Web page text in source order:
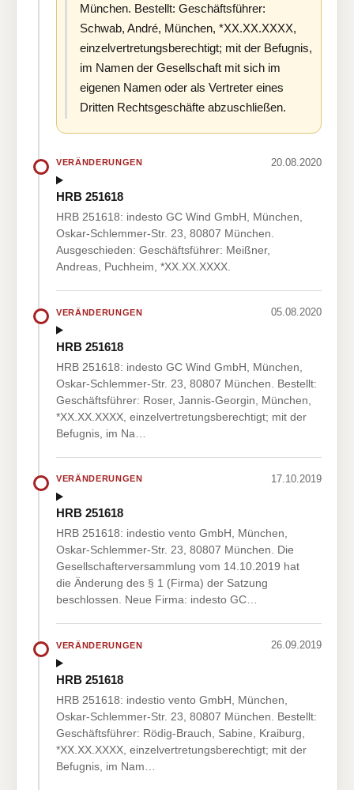
München. Bestellt: Geschäftsführer:
Schwab, André, München, *XX.XX.XXXX,
einzelvertretungsberechtigt; mit der Befugnis,
im Namen der Gesellschaft mit sich im
eigenen Namen oder als Vertreter eines
Dritten Rechtsgeschäfte abzuschließen.
VERÄNDERUNGEN 20.08.2020
HRB 251618
HRB 251618: indesto GC Wind GmbH, München,
Oskar-Schlemmer-Str. 23, 80807 München.
Ausgeschieden: Geschäftsführer: Meißner,
Andreas, Puchheim, *XX.XX.XXXX.
VERÄNDERUNGEN 05.08.2020
HRB 251618
HRB 251618: indesto GC Wind GmbH, München,
Oskar-Schlemmer-Str. 23, 80807 München. Bestellt:
Geschäftsführer: Roser, Jannis-Georgin, München,
*XX.XX.XXXX, einzelvertretungsberechtigt; mit der
Befugnis, im Na…
VERÄNDERUNGEN 17.10.2019
HRB 251618
HRB 251618: indestio vento GmbH, München,
Oskar-Schlemmer-Str. 23, 80807 München. Die
Gesellschafterversammlung vom 14.10.2019 hat
die Änderung des § 1 (Firma) der Satzung
beschlossen. Neue Firma: indesto GC…
VERÄNDERUNGEN 26.09.2019
HRB 251618
HRB 251618: indestio vento GmbH, München,
Oskar-Schlemmer-Str. 23, 80807 München. Bestellt:
Geschäftsführer: Rödig-Brauch, Sabine, Kraiburg,
*XX.XX.XXXX, einzelvertretungsberechtigt; mit der
Befugnis, im Nam…